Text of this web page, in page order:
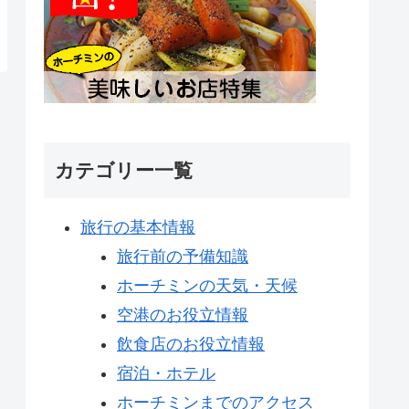
カテゴリー一覧
旅行の基本情報
旅行前の予備知識
ホーチミンの天気・天候
空港のお役立情報
飲食店のお役立情報
宿泊・ホテル
ホーチミンまでのアクセス